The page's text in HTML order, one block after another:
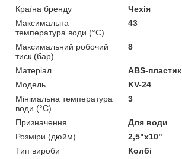
Країна бренду
Чехія
Максимальна
температура води (°C)
43
Максимальний робочий
тиск (бар)
8
Матеріал
ABS-пластик
Мoдель
KV-24
Мінімальна температура
води (°C)
3
Призначення
Для води
Розміри (дюйм)
2,5"х10"
Тип вироби
Колбі